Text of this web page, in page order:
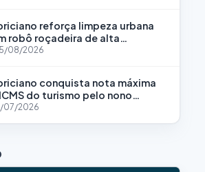
reforça limpeza urbana
robô roçadeira de alta
08/2026
conquista nota máxima
do turismo pelo nono
07/2026